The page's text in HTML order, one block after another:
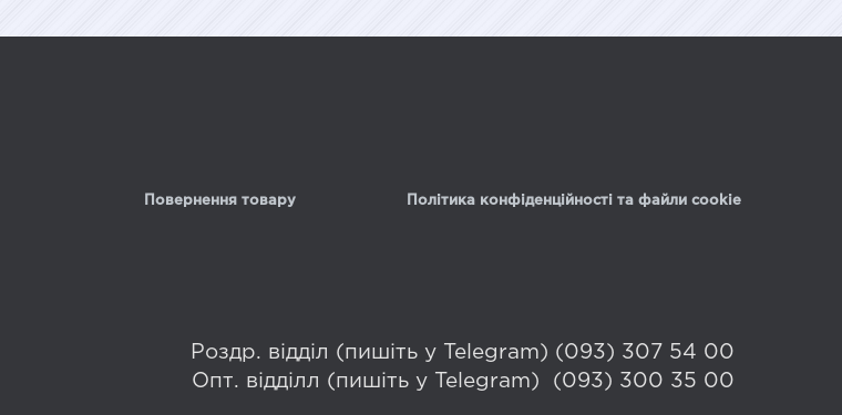
Повернення товару Політика конфіденційності та файли cookie
Роздр. відділ (пишіть у Telegram) (093) 307 54 00
Опт. відділл (пишіть у Telegram) (093) 300 35 00